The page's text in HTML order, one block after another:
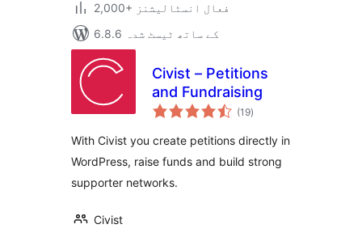
2,000+ فعال انسٹالیشنز
6.8.6 کے ساتھ ٹیسٹ شدہ
Civist – Petitions
and Fundraising
(19مجموعی
درجہ
)
With Civist you create petitions directly in
WordPress, raise funds and build strong
supporter networks.
Civist